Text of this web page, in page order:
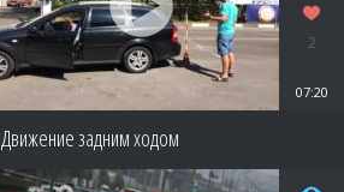
2
07:20
Движение задним ходом